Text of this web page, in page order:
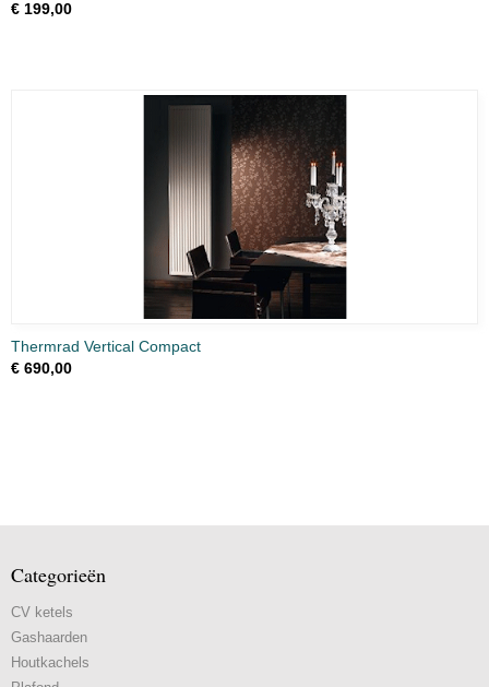
€ 199,00
Thermrad Vertical Compact
€ 690,00
Categorieën
CV ketels
Gashaarden
Houtkachels